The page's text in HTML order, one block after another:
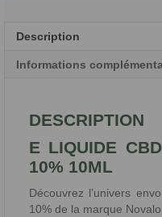
Description
Informations
DESCRIPTION
E LIQUIDE
10% 10ML
Découvrez l’univers
10% de la marque